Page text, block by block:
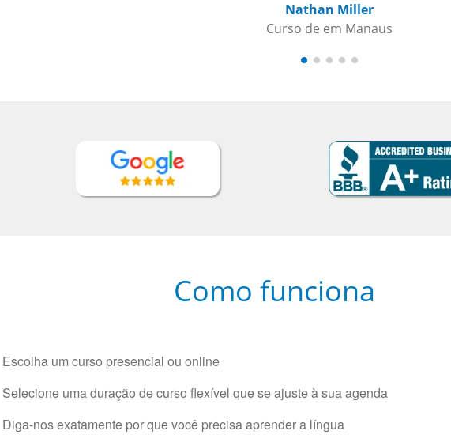
Como funciona
Escolha um curso presencial ou online
Selecione uma duração de curso flexível que se ajuste à sua agenda
Diga-nos exatamente por que você precisa aprender a língua